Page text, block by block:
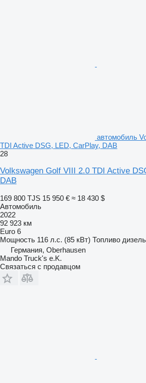
автомобиль
TDI Active DSG, LED, CarPlay, DAB
28
Volkswagen Golf VIII 2.0 TDI Active
DAB
169 800 TJS 15 950 € ≈ 18 430 $
Автомобиль
2022
92 923 км
Euro 6
Мощность 116 л.с. (85 кВт) Топливо дизель
Германия, Oberhausen
Mando Truck's e.K.
Связаться с продавцом